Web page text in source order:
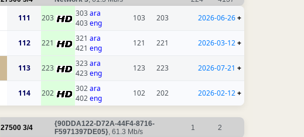
111 203 303ara
403eng
103 203 2026-06-26+
112 221 321 ara
421 eng
121 221 2026-03-12+
113 223 323ara
423eng
123 223 2026-07-21 +
114 202 302ara
402eng
102 202 2026-02-12+
27500 3/4
{90DDA122-D72A-44F4-8716-
F5971397DE05}, 61.3 Mb/s 1 2